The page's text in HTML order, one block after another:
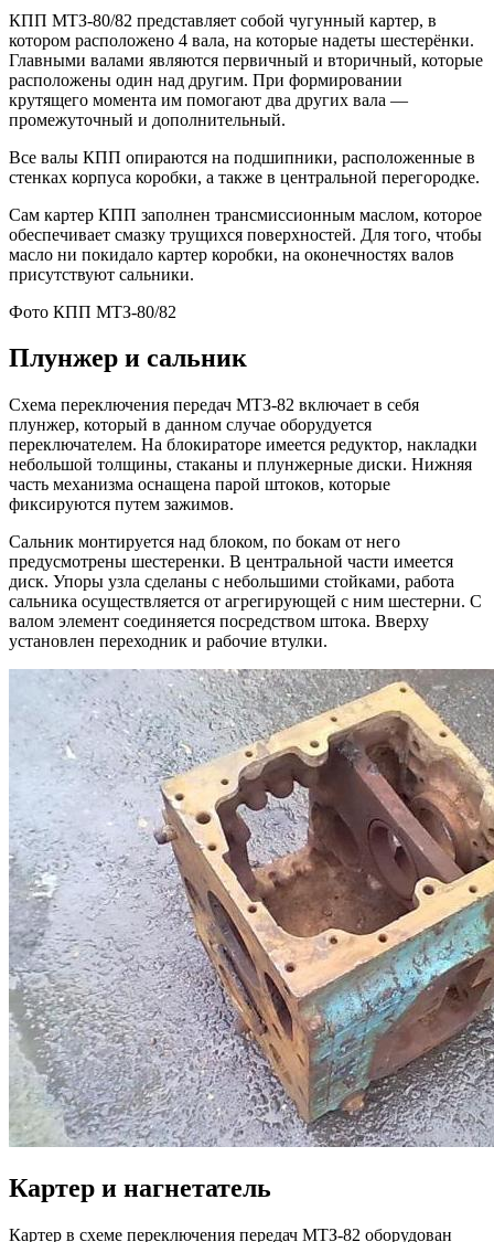
КПП МТЗ-80/82 представляет собой чугунный картер, в
котором расположено 4 вала, на которые надеты шестерёнки.
Главными валами являются первичный и вторичный, которые
расположены один над другим. При формировании
крутящего момента им помогают два других вала —
промежуточный и дополнительный.
Все валы КПП опираются на подшипники, расположенные в
стенках корпуса коробки, а также в центральной перегородке.
Сам картер КПП заполнен трансмиссионным маслом, которое
обеспечивает смазку трущихся поверхностей. Для того, чтобы
масло ни покидало картер коробки, на оконечностях валов
присутствуют сальники.
Фото КПП МТЗ-80/82
Плунжер и сальник
Схема переключения передач МТЗ-82 включает в себя
плунжер, который в данном случае оборудуется
переключателем. На блокираторе имеется редуктор, накладки
небольшой толщины, стаканы и плунжерные диски. Нижняя
часть механизма оснащена парой штоков, которые
фиксируются путем зажимов.
Сальник монтируется над блоком, по бокам от него
предусмотрены шестеренки. В центральной части имеется
диск. Упоры узла сделаны с небольшими стойками, работа
сальника осуществляется от агрегирующей с ним шестерни. С
валом элемент соединяется посредством штока. Вверху
установлен переходник и рабочие втулки.
Картер и нагнетатель
Картер в схеме переключения передач МТЗ-82 оборудован